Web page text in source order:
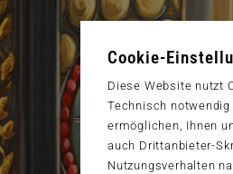
Cookie-
Diese Website nutzt
Technisch
ermöglichen, Ihnen
auch Drittanbieter-
Nutzungsverhalten